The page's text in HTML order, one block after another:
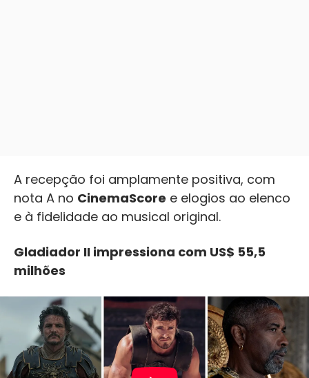
A recepção foi amplamente positiva, com
nota A no CinemaScore e elogios ao elenco
e à fidelidade ao musical original.
Gladiador II impressiona com US$ 55,5
milhões